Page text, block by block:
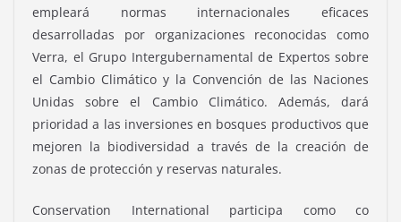
empleará normas internacionales eficaces
desarrolladas por organizaciones reconocidas como
Verra, el Grupo Intergubernamental de Expertos sobre
el Cambio Climático y la Convención de las Naciones
Unidas sobre el Cambio Climático. Además, dará
prioridad a las inversiones en bosques productivos que
mejoren la biodiversidad a través de la creación de
zonas de protección y reservas naturales.
Conservation International participa como co